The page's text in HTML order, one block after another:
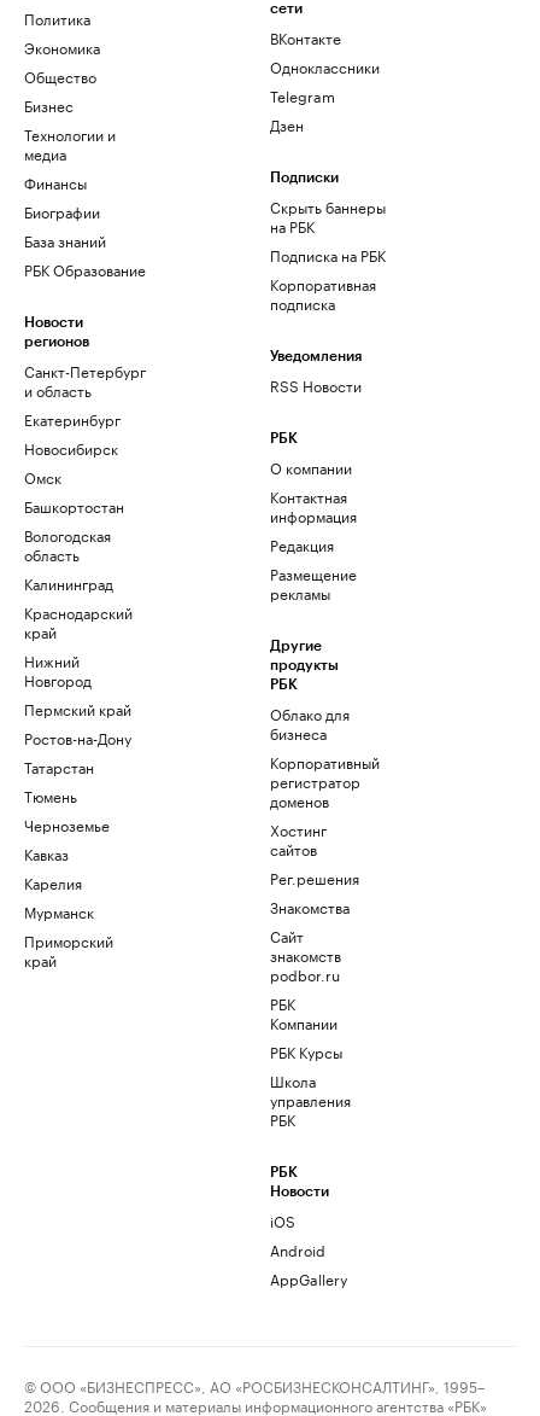
Политика
Экономика
Общество
Бизнес
Технологии и
медиа
Финансы
Биографии
База знаний
РБК Образование
Новости
регионов
Санкт-Петербург
и область
Екатеринбург
Новосибирск
Омск
Башкортостан
Вологодская
область
Калининград
Краснодарский
край
Нижний
Новгород
Пермский край
Ростов-на-Дону
Татарстан
Тюмень
Черноземье
Кавказ
Карелия
Мурманск
Приморский
край
сети
ВКонтакте
Одноклассники
Telegram
Дзен
Подписки
Скрыть баннеры
на РБК
Подписка на РБК
Корпоративная
подписка
Уведомления
RSS Новости
РБК
О компании
Контактная
информация
Редакция
Размещение
рекламы
Другие
продукты
РБК
Облако для
бизнеса
Корпоративный
регистратор
доменов
Хостинг
сайтов
Рег.решения
Знакомства
Сайт
знакомств
podbor.ru
РБК
Компании
РБК Курсы
Школа
управления
РБК
РБК
Новости
iOS
Android
AppGallery
© ООО «БИЗНЕСПРЕСС», АО «РОСБИЗНЕСКОНСАЛТИНГ», 1995–
2026. Сообщения и материалы информационного агентства «РБК»